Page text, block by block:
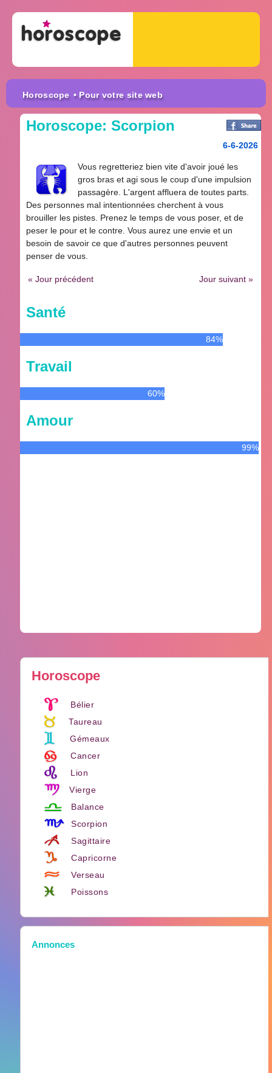
Horoscope • Pour votre site web
Horoscope
Bélier
Taureau
Gémeaux
Cancer
Lion
Vierge
Balance
Scorpion
Sagittaire
Capricorne
Verseau
Poissons
Annonces
Horoscope: Scorpion
6-6-2026
Vous regretteriez bien vite d'avoir joué les
gros bras et agi sous le coup d'une impulsion
passagère. L'argent affluera de toutes parts.
Des personnes mal intentionnées cherchent à vous
brouiller les pistes. Prenez le temps de vous poser, et de
peser le pour et le contre. Vous aurez une envie et un
besoin de savoir ce que d'autres personnes peuvent
penser de vous.
« Jour précédent Jour suivant »
Santé
84%
Travail
60%
Amour
99%